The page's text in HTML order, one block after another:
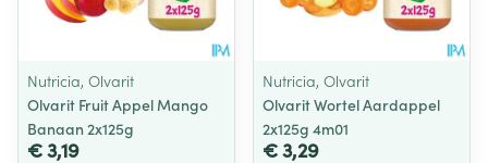
Nutricia, Olvarit
Olvarit Fruit Appel Mango
Banaan 2x125g
€ 3,19
Nutricia, Olvarit
Olvarit Wortel Aardappel
2x125g 4m01
€ 3,29